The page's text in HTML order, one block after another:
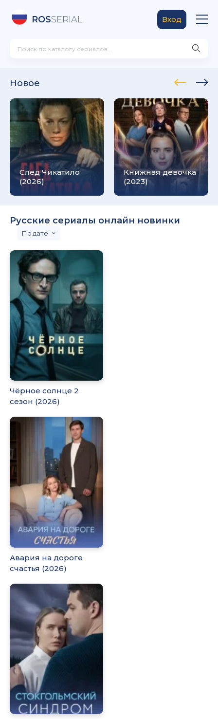
ROSSERIAL Вход
Новое
След Чикатило
(2026)
Книжная девочка
(2023)
Русские сериалы онлайн новинки
дате
Чёрное солнце 2
сезон (2026)
Авария на дороге
счастья (2026)